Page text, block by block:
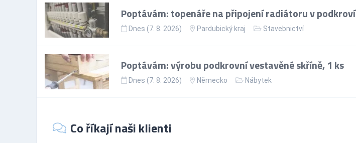
Poptávám: topenáře na připojení radiátoru v podkroví
Dnes (7. 8. 2026) Pardubický kraj Stavebnictví
Poptávám: výrobu podkrovní vestavěné skříně, 1 ks
Dnes (7. 8. 2026) Německo Nábytek
Co říkají naši klienti